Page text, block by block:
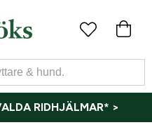
RIDHJÄLMAR* >